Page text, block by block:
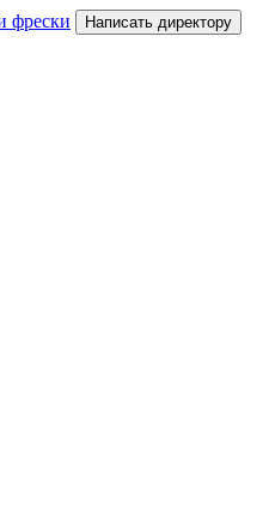
фрески Написать директору